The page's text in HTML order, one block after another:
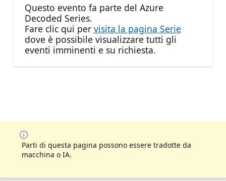
Questo evento fa parte del Azure
Decoded Series.
Fare clic qui per visita la pagina Serie
dove è possibile visualizzare tutti gli
eventi imminenti e su richiesta.
Parti di questa pagina possono essere tradotte da
macchina o IA.